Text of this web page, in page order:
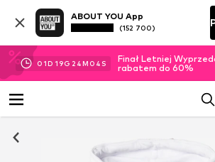
ABOUT YOU App
(152 700)
01D 19G 24M 03 S
Finał Letniej
rabatem do 60%